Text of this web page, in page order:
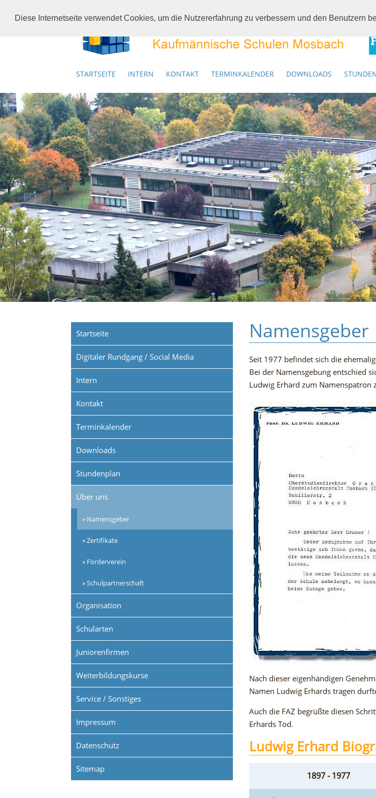
Diese Internetseite verwendet Cookies, um die Nutzererfahrung zu verbessern und den Benutzern
STARTSEITE INTERN KONTAKT TERMINKALENDER DOWNLOADS
1 2 3 4 5 6
Namensgeber
Seit 1977 befindet sich die
Bei der Namensgebung entschied
Ludwig Erhard zum Namenspatron
Nach dieser eigenhändigen
Namen Ludwig Erhards tragen
Auch die FAZ begrüßte diesen
Erhards Tod.
Ludwig Erhard
1897 - 1977
Startseite
Digitaler Rundgang / Social Media
Intern
Kontakt
Terminkalender
Downloads
Stundenplan
Über uns
Namensgeber
Zertifikate
Förderverein
Schulpartnerschaft
Organisation
Schularten
Juniorenfirmen
Weiterbildungskurse
Service / Sonstiges
Impressum
Datenschutz
Sitemap